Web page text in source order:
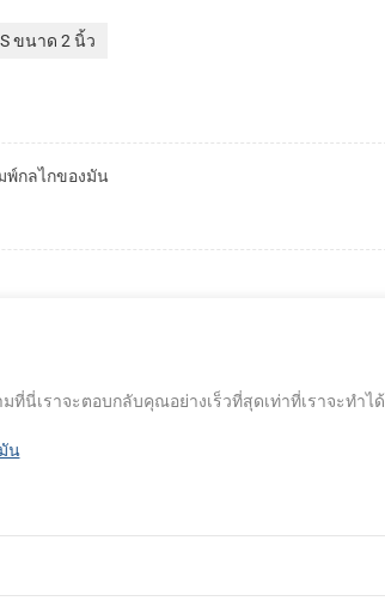
ขนาด 2 นิ้ว
พ์กลไกของมัน
นี่เราจะตอบกลับคุณอย่างเร็วที่สุดเท่าที่เราจะทำได้
น